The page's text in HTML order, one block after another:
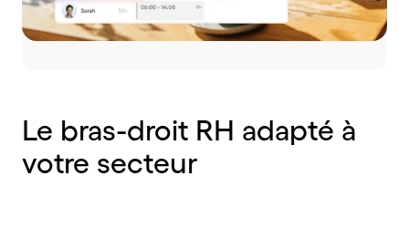
Le bras-droit RH adapté à
votre secteur